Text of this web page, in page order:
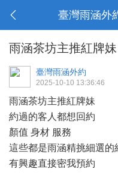
雨涵茶坊主推紅牌
臺灣雨涵外約
2025-10-10 13:36:46
雨涵茶坊主推紅牌妹
約過的客人都想回約
顏值 身材 服務
這些都是雨涵精挑細選的
有興趣直接密我預約